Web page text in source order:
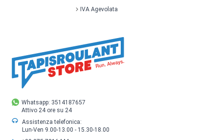
Whatsapp: 3514187657
Attivo 24 ore su 24
Assistenza telefonica:
Lun-Ven 9.00-13.00 - 15.30-18.00
IVA Agevolata